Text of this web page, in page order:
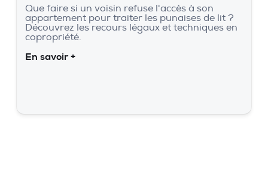
Que faire si un voisin refuse l'accès à son
appartement pour traiter les punaises de lit ?
Découvrez les recours légaux et techniques en
copropriété.
En savoir +